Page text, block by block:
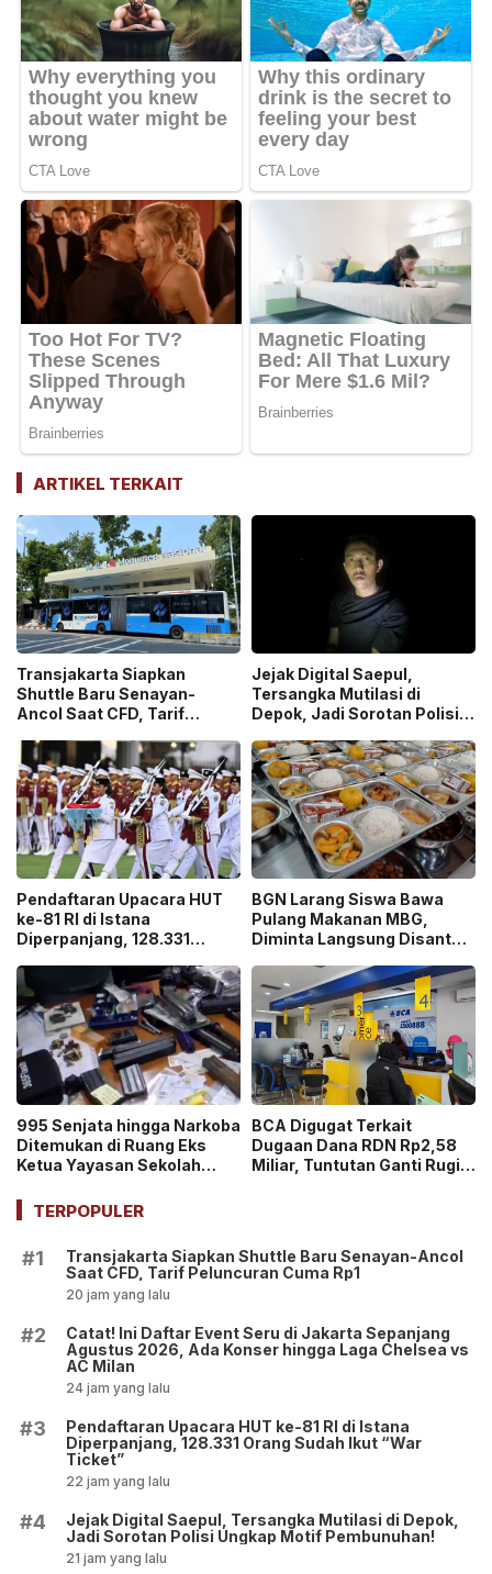
ARTIKEL TERKAIT
Transjakarta Siapkan
Shuttle Baru Senayan-
Ancol Saat CFD, Tarif
Jejak Digital Saepul,
Tersangka Mutilasi di
Depok, Jadi Sorotan Polisi
Pendaftaran Upacara HUT
ke-81 RI di Istana
Diperpanjang, 128.331
Ticket”
BGN Larang Siswa Bawa
Pulang Makanan MBG,
Diminta Langsung Disantap
995 Senjata hingga Narkoba
Ditemukan di Ruang Eks
Ketua Yayasan Sekolah
Ekskul Menembak!
BCA Digugat Terkait
Dugaan Dana RDN Rp2,58
Miliar, Tuntutan Ganti Rugi
TERPOPULER
#1
Transjakarta Siapkan Shuttle Baru Senayan-Ancol
Saat CFD, Tarif Peluncuran Cuma Rp1
20 jam yang lalu
#2
Catat! Ini Daftar Event Seru di Jakarta Sepanjang
Agustus 2026, Ada Konser hingga Laga Chelsea vs
AC Milan
24 jam yang lalu
#3
Pendaftaran Upacara HUT ke-81 RI di Istana
Diperpanjang, 128.331 Orang Sudah Ikut “War
Ticket”
22 jam yang lalu
#4
Jejak Digital Saepul, Tersangka Mutilasi di Depok,
Jadi Sorotan Polisi Ungkap Motif Pembunuhan!
21 jam yang lalu